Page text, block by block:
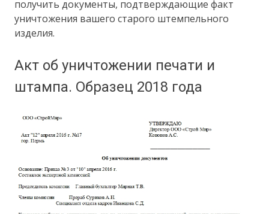
получить документы, подтверждающие факт
уничтожения вашего старого штемпельного
изделия.
Акт об уничтожении печати и
штампа. Образец 2018 года